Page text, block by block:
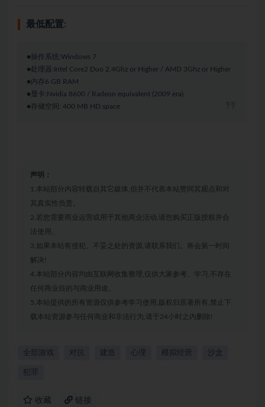
最低配置:
●操作系统:Windows 7
●处理器:Intel Core2 Duo 2.4Ghz or Higher / AMD 3Ghz or Higher
●内存6 GB RAM
●显卡:Nvidia 8600 / Radeon equivalent (2009 era)
●存储空间: 400 MB HD space
声明：
1.本站部分内容转载自其它媒体,但并不代表本站赞同其观点和对
其真实性负责。
2.若您需要商业运营或用于其他商业活动,请您购买正版授权并合
法使用。
3.如果本站有侵犯、不妥之处的资源,请联系我们。将会第一时间
解决!
4.本站部分内容均由互联网收集整理,仅供大家参考、学习,不存在
任何商业目的与商业用途。
5.本站提供的所有资源仅供参考学习使用,版权归原著所有,禁止下
载本站资源参与任何商业和非法行为,请于24小时之内删除!
全部游戏 对抗 建造 心理 模拟经营 沙盒
犯罪
收藏 链接